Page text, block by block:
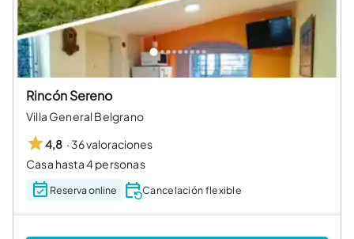
Rincón Sereno
Villa General Belgrano
4,8 · 36 valoraciones
Casa hasta 4 personas
Reserva online Cancelación flexible